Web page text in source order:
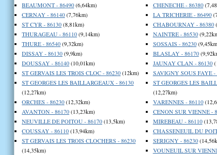
BEAUMONT - 86490(6,64km)
CERNAY - 86140(7,76km)
ST CYR - 86130(8,81km)
THURAGEAU - 86110(9,14km)
THURE - 86540(9,32km)
DISSAY - 86130(9,9km)
DOUSSAY - 86140(10,01km)
ST GERVAIS LES TROIS CLOC - 86230(12km)
ST GEORGES LES BAILLARGEAUX - 86130
(12,27km)
ORCHES - 86230(12,32km)
AVANTON - 86170(13,23km)
NEUVILLE DE POITOU - 86170(13,5km)
COUSSAY - 86110(13,94km)
ST GERVAIS LES TROIS CLOCHERS - 86230
(14,35km)
CHENECHE - 86380
LA TRICHERIE - 86490
CHABOURNAY - 86380
NAINTRE - 86530
SOSSAIS - 86230
BLASLAY - 86170
JAUNAY CLAN - 86130
SAVIGNY SOUS FAYE -
ST GEORGES LES
(12,27km)
VARENNES - 86110
CENON SUR VIENNE -
MIREBEAU - 86110
CHASSENEUIL DU
SERIGNY - 86230
VOUNEUIL SUR